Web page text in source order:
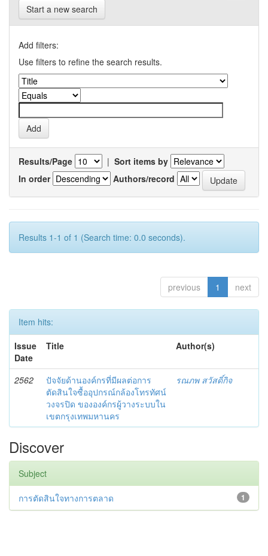
Start a new search
Add filters:
Use filters to refine the search results.
Results/Page | Sort items by
In order
Authors/record
Results 1-1 of 1 (Search time: 0.0 seconds).
previous 1 next
Item hits:
Issue
Date
Title Author(s)
2562
ปัจจัยด้านองค์กรที่มีผลต่อการ
ตัดสินใจซื้ออุปกรณ์กล้องโทรทัศน์
วงจรปิด ขององค์กรผู้วางระบบใน
เขตกรุงเทพมหานคร
รณภพ สวัสดิ์กิจ
Discover
Subject
1
การตัดสินใจทางการตลาด